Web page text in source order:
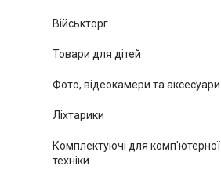
Військторг
Товари для дітей
Фото, відеокамери та аксесуари
Ліхтарики
Комплектуючі для комп'ютерної
техніки